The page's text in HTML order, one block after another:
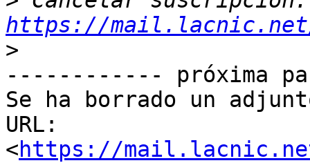
https://mail.lacnic.net/
>
------------ próxima
Se ha borrado un
URL:
<https://mail.lacnic.net/